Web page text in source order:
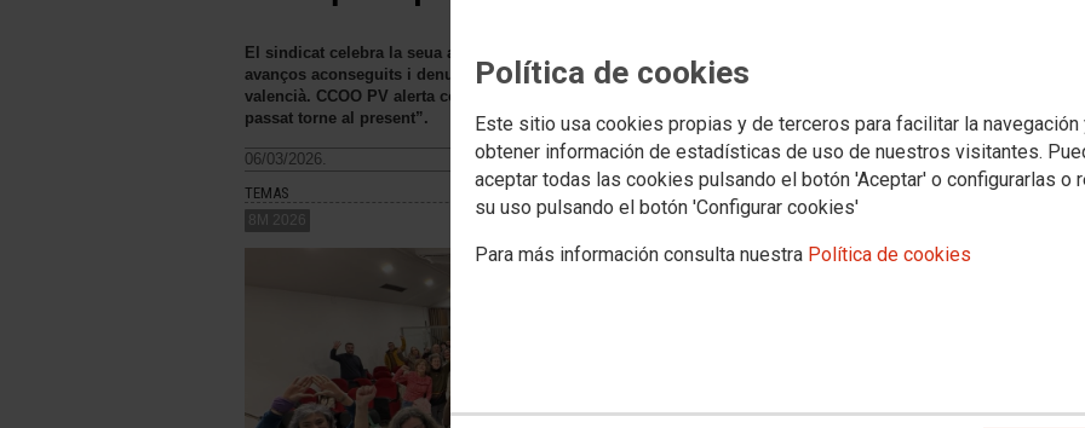
Política de cookies
Este sitio usa cookies propias y de terceros para facilitar la navegación
obtener información de estadísticas de uso de nuestros visitantes.
aceptar todas las cookies pulsando el botón 'Aceptar' o configurarlas o
su uso pulsando el botón 'Configurar cookies'
Para más información consulta nuestra Política de cookies
El sindicat celebra la seua assemblea a València per commemorar el 8 de març, destacant els
avanços aconseguits i denunciant la persistència de les bretxes de gènere en el mercat laboral
valencià. CCOO PV alerta contra el negacionisme i els atacs al feminisme: “No permetrem que el
passat torne al present”.
06/03/2026.
TEMAS
8M 2026